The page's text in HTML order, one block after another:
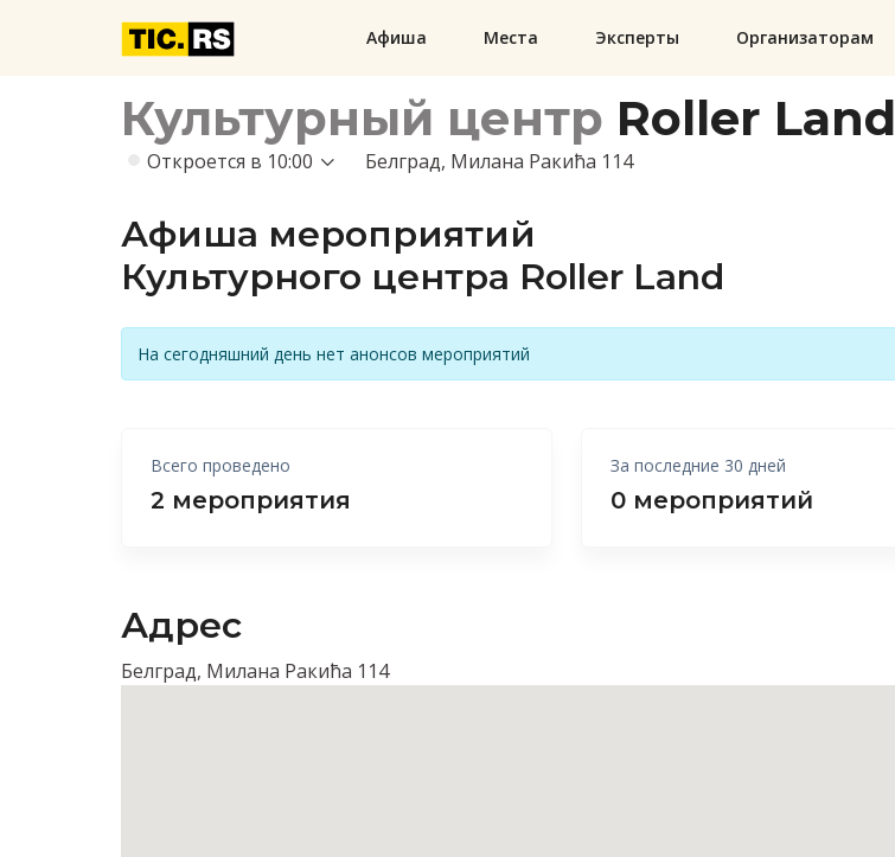
Афиша Места Эксперты Организаторам
Культурный центр Roller Land
Откроется в 10:00 Белград, Милана Ракића 114
Афиша мероприятий
Культурного центра Roller Land
На сегодняшний день нет анонсов мероприятий
Всего проведено
2 мероприятия
За последние 30 дней
0 мероприятий
Адрес
Белград, Милана Ракића 114